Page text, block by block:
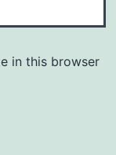
in this browser